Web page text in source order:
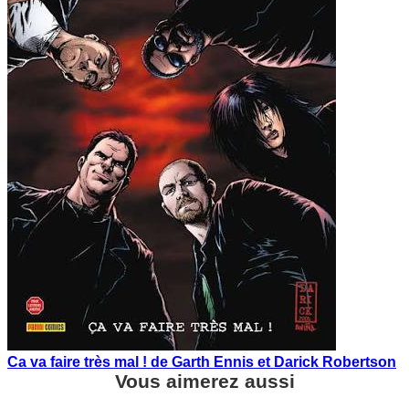
Ca va faire très mal ! de Garth Ennis et Darick Robertson
Vous aimerez aussi